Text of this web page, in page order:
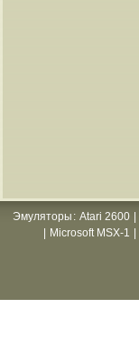
Эмуляторы : Atari 2600
Microsoft MSX-1